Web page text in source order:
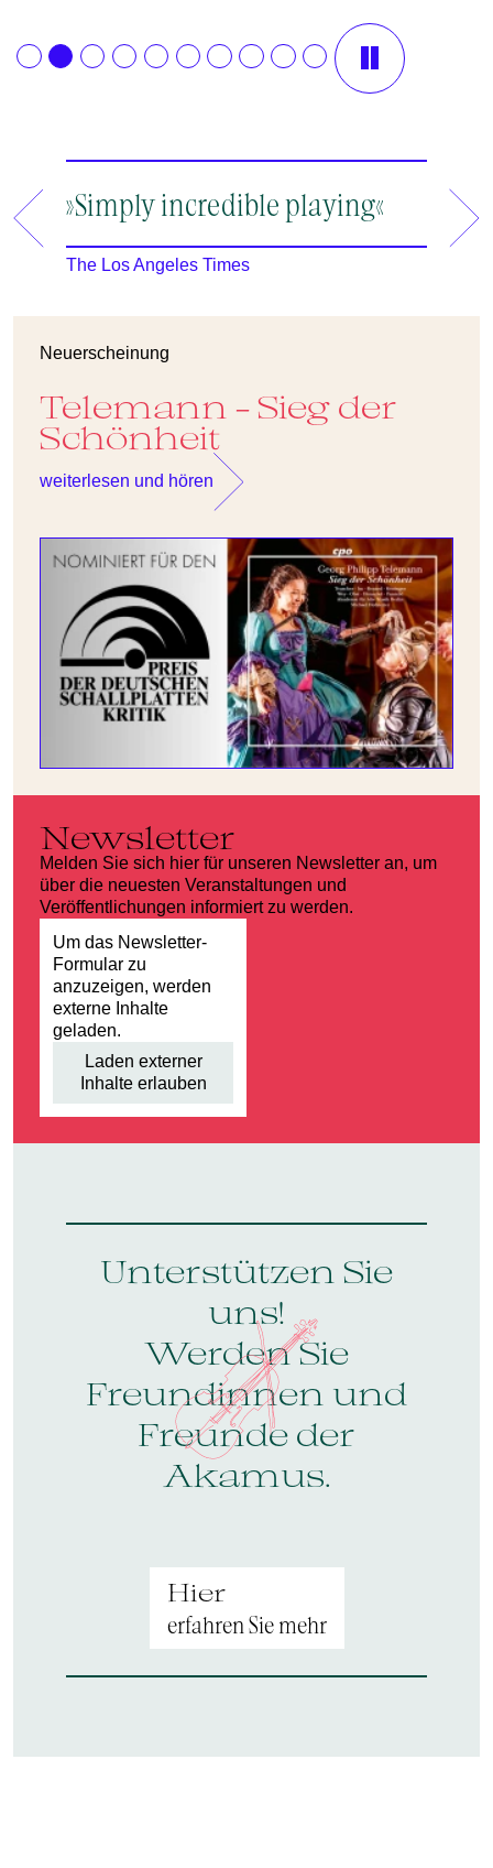
19:30
19:30
»Simply incredible playing«
The Los Angeles Times
»A
an
Neuerscheinung
Telemann - Sieg der
Schönheit
weiterlesen und hören
Newsletter
Melden Sie sich hier für unseren Newsletter an, um
über die neuesten Veranstaltungen und
Veröffentlichungen informiert zu werden.
Um das Newsletter-
Formular zu
anzuzeigen, werden
externe Inhalte
geladen.
Laden externer
Inhalte erlauben
Unterstützen Sie
uns!
Werden Sie
Freundinnen und
Freunde der
Akamus.
Hier
erfahren Sie mehr